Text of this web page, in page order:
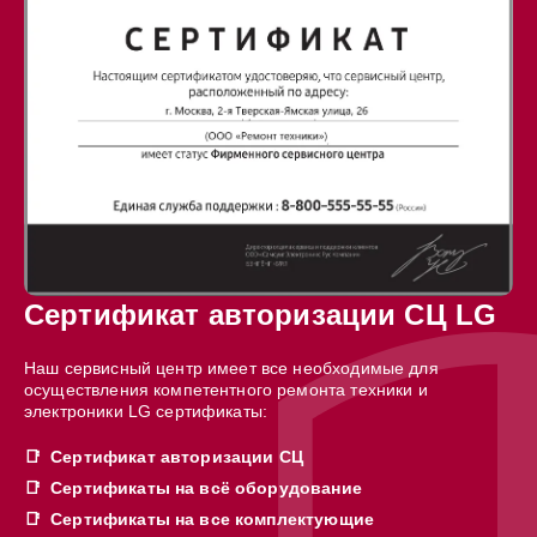
Сертификат авторизации СЦ LG
Наш сервисный центр имеет все необходимые для
осуществления компетентного ремонта техники и
электроники LG сертификаты:
Сертификат авторизации СЦ
Сертификаты на всё оборудование
Сертификаты на все комплектующие